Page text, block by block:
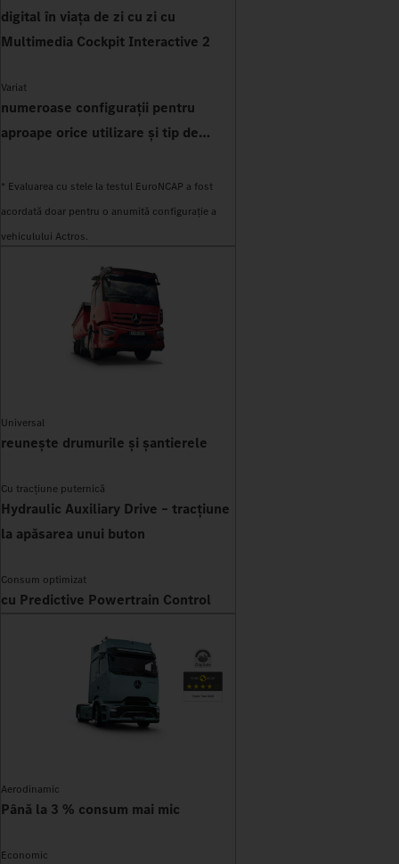
digital în viața de zi cu zi cu
Multimedia Cockpit Interactive 2
Variat
numeroase configurații pentru
aproape orice utilizare și tip de
* Evaluarea cu stele la testul EuroNCAP a fost
acordată doar pentru o anumită configurație a
vehiculului Actros.
Universal
reunește drumurile și șantierele
Cu tracțiune puternică
Hydraulic Auxiliary Drive – tracțiune
la apăsarea unui buton
Consum optimizat
cu Predictive Powertrain Control
Aerodinamic
Până la 3 % consum mai mic
Economic